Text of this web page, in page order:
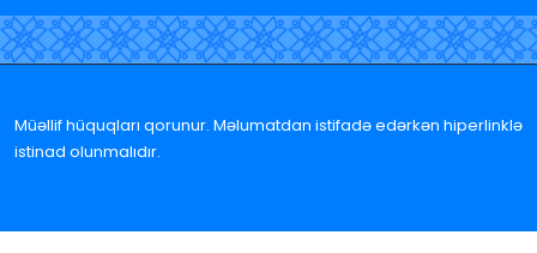
Müəllif hüquqları qorunur. Məlumatdan istifadə edərkən hiperlinklə
istinad olunmalıdır.